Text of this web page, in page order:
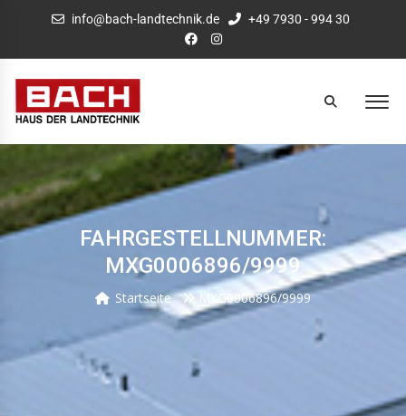
info@bach-landtechnik.de +49 7930 - 994 30
FAHRGESTELLNUMMER:
MXG0006896/9999
Startseite MXG0006896/9999